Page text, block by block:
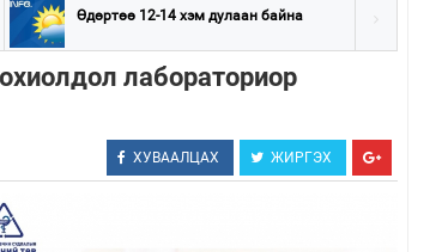
Өдөртөө 12-14 хэм дулаан байна
лабораториор
ХУВААЛЦАХ ЖИРГЭХ